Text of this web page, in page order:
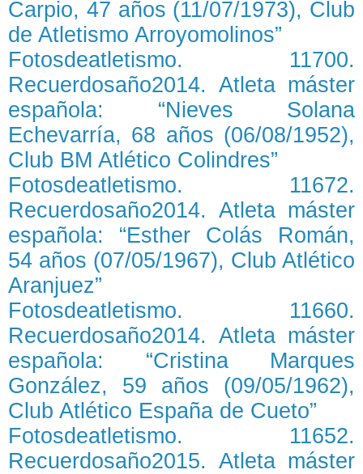
Carpio, 47 años (11/07/1973), Club
de Atletismo Arroyomolinos”
Fotosdeatletismo. 11700.
Recuerdosaño2014. Atleta máster
española: “Nieves Solana
Echevarría, 68 años (06/08/1952),
Club BM Atlético Colindres”
Fotosdeatletismo. 11672.
Recuerdosaño2014. Atleta máster
española: “Esther Colás Román,
54 años (07/05/1967), Club Atlético
Aranjuez”
Fotosdeatletismo. 11660.
Recuerdosaño2014. Atleta máster
española: “Cristina Marques
González, 59 años (09/05/1962),
Club Atlético España de Cueto”
Fotosdeatletismo. 11652.
Recuerdosaño2015. Atleta máster